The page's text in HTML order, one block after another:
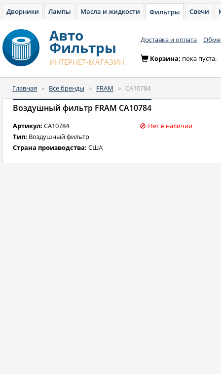
Дворники Лампы Масла и жидкости Фильтры Свечи
Авто
Фильтры
ИНТЕРНЕТ-МАГАЗИН
Доставка и оплата
Корзина: пока пуста.
Главная » Все бренды » FRAM » CA10784
Воздушный фильтр FRAM CA10784
Артикул: CA10784
Тип: Воздушный фильтр
Страна производства: США
Нет в наличии